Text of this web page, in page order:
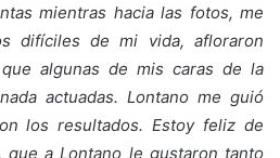
mientras hacia las fotos, me
difíciles de mi vida, afloraron
algunas de mis caras de la
actuadas. Lontano me guió
los resultados. Estoy feliz de
que a Lontano le gustaron tanto